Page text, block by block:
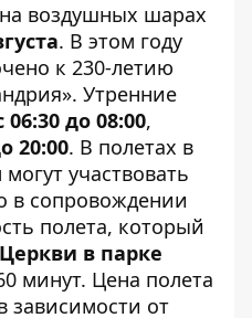
воздушных шарах
. В этом году
к 230-летию
Утренние
06:30 до 08:00,
20:00. В полетах в
участвовать
в сопровождении
полета, который
в парке
минут. Цена полета
зависимости от